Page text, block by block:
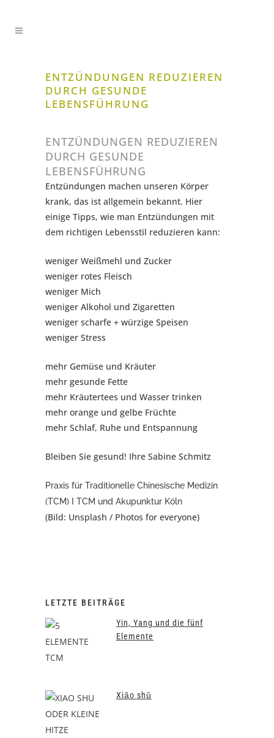
ENTZÜNDUNGEN REDUZIEREN
DURCH GESUNDE
LEBENSFÜHRUNG
ENTZÜNDUNGEN REDUZIEREN
DURCH GESUNDE
LEBENSFÜHRUNG
Entzündungen machen unseren Körper
krank, das ist allgemein bekannt. Hier
einige Tipps, wie man Entzündungen mit
dem richtigen Lebensstil reduzieren kann:
weniger Weißmehl und Zucker
weniger rotes Fleisch
weniger Mich
weniger Alkohol und Zigaretten
weniger scharfe + würzige Speisen
weniger Stress
mehr Gemüse und Kräuter
mehr gesunde Fette
mehr Kräutertees und Wasser trinken
mehr orange und gelbe Früchte
mehr Schlaf, Ruhe und Entspannung
Bleiben Sie gesund! Ihre Sabine Schmitz
Praxis für Traditionelle Chinesische Medizin
(TCM) I TCM und Akupunktur Köln
(Bild: Unsplash / Photos for everyone)
LETZTE BEITRÄGE
Yin, Yang und die fünf
Elemente
Xiǎo shǔ